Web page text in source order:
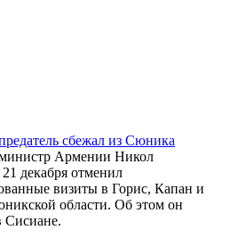
сбежал из Сюника
Армении Никол
декабря отменил
визиты в Горис, Капан и
области. Об этом он
Сисиане.